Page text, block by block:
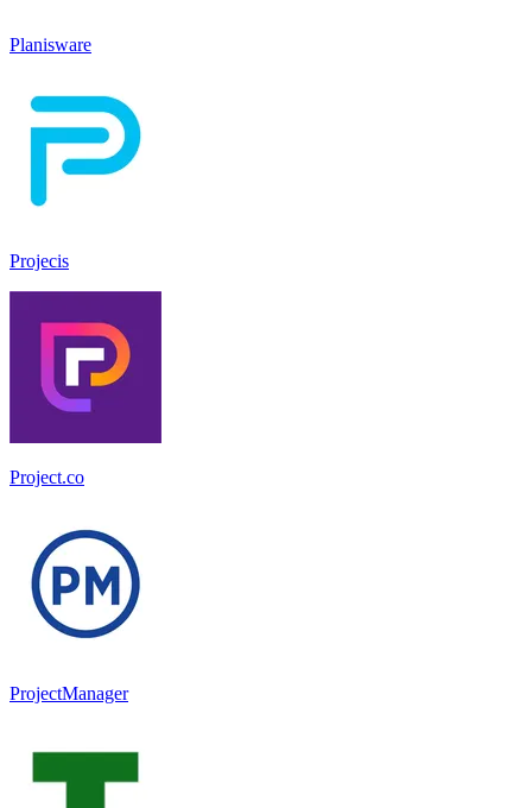
Planisware
Projecis
Project.co
ProjectManager